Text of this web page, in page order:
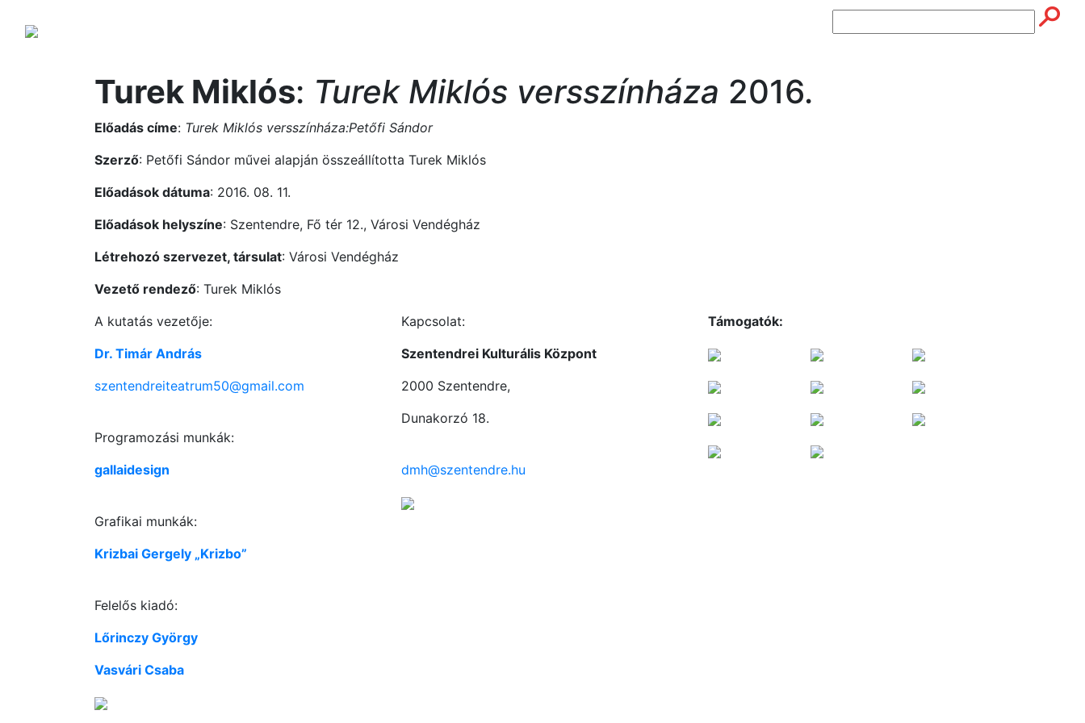
Turek Miklós: Turek Miklós versszínháza 2016.
Előadás címe: Turek Miklós versszínháza:Petőfi Sándor
Szerző: Petőfi Sándor művei alapján összeállította Turek Miklós
Előadások dátuma: 2016. 08. 11.
Előadások helyszíne: Szentendre, Fő tér 12., Városi Vendégház
Létrehozó szervezet, társulat: Városi Vendégház
Vezető rendező: Turek Miklós
A kutatás vezetője:
Dr. Timár András
szentendreiteatrum50@gmail.com
Programozási munkák:
gallaidesign
Grafikai munkák:
Krizbai Gergely „Krizbo”
Felelős kiadó:
Lőrinczy György
Vasvári Csaba
Kapcsolat:
Szentendrei Kulturális Központ
2000 Szentendre,
Dunakorzó 18.
dmh@szentendre.hu
Támogatók: